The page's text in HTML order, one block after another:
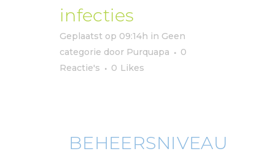
infecties
Geplaatst op 09:14h in Geen
categorie door Purquapa
0
Reactie's
0 Likes
BEHEERSNIVEAU